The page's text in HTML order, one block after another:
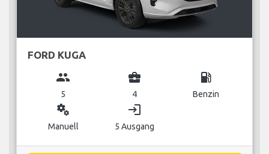
FORD KUGA
group
5
business_center
4
local_gas_station
Benzin
miscellaneous_services
Manuell
login
5 Ausgang